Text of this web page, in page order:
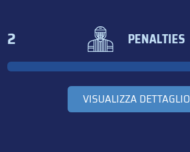
2 PENALTIES
VISUALIZZA DETTAGLIO